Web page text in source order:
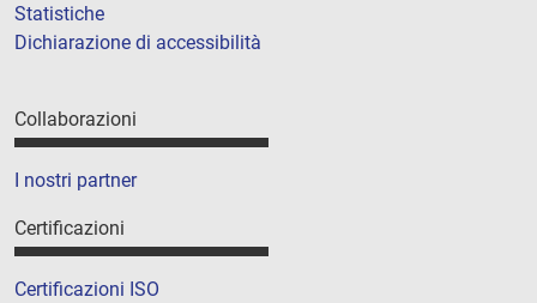
Statistiche
Dichiarazione di accessibilità
Collaborazioni
I nostri partner
Certificazioni
Certificazioni ISO